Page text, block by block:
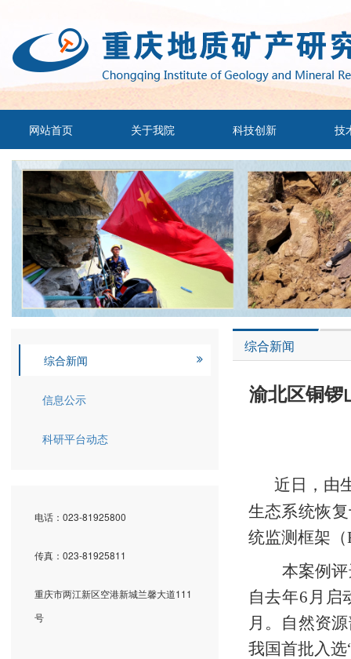
网站首页 关于我院 科技创新 技
综合新闻
信息公示
科研平台动态
电话：023-81925800
传真：023-81925811
重庆市两江新区空港新城兰馨大道111
号
综合新闻
渝北区铜锣
近日，由
生态系统恢
统监测框架（
本案例
自去年6 月启
月。自然资
我国首批入